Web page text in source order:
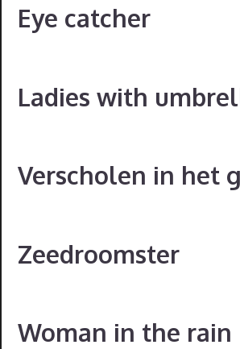
Eye catcher
Ladies with
Verscholen in het
Zeedroomster
Woman in the rain